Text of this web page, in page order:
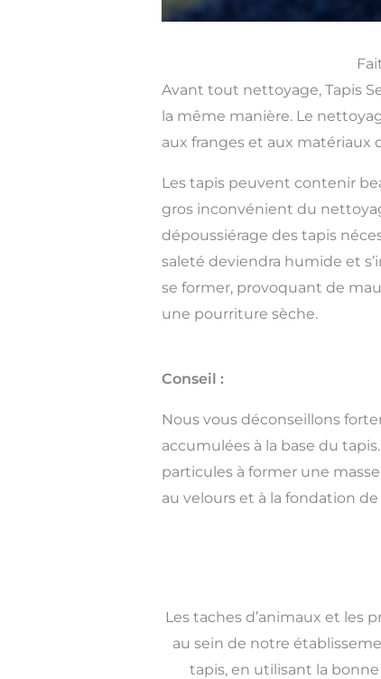
Avant tout nettoyage, Tapis
la même manière. Le
aux franges et aux matériaux
Les tapis peuvent contenir
gros inconvénient du
dépoussiérage des tapis
saleté deviendra humide et
se former, provoquant de
une pourriture sèche.
Conseil :
Nous vous déconseillons
accumulées à la base du
particules à former une
au velours et à la fondation
Les taches d’animaux et les
au sein de notre
tapis, en utilisant la